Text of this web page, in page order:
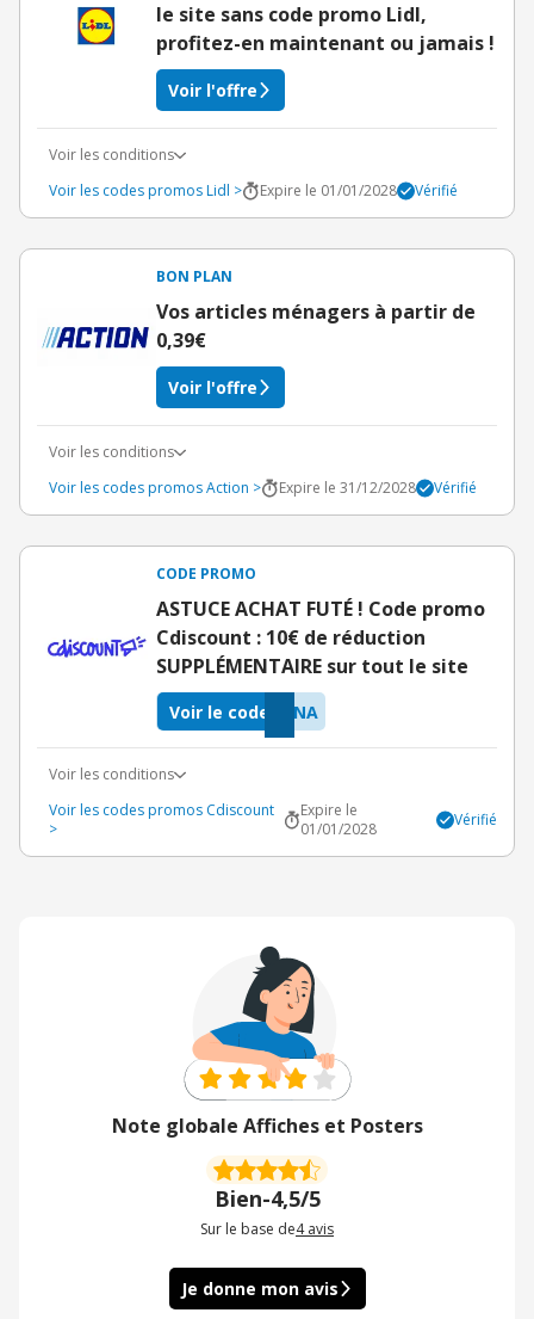
le site sans code promo Lidl,
profitez-en maintenant ou jamais !
Voir l'offre
Voir les conditions
Voir les codes promos Lidl >
Expire le 01/01/2028 Vérifié
BON PLAN
Vos articles ménagers à partir de
0,39€
Voir l'offre
Voir les conditions
Voir les codes promos Action >
Expire le 31/12/2028 Vérifié
CODE PROMO
ASTUCE ACHAT FUTÉ ! Code promo
Cdiscount : 10€ de réduction
SUPPLÉMENTAIRE sur tout le site
JNA
Voir le code
Voir les conditions
Voir les codes promos Cdiscount
>
Expire le
01/01/2028
Vérifié
Note globale Affiches et Posters
Bien-4,5/5
Sur le base de4 avis
Je donne mon avis